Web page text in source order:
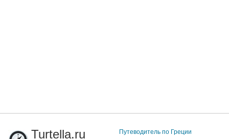
Turtella.ru
Путеводитель по Греции